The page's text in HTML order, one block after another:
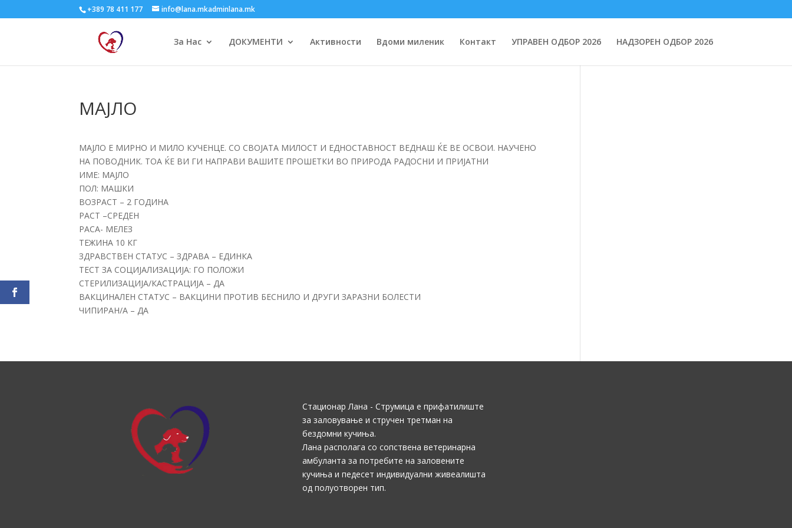
+389 78 411 177 info@lana.mkadminlana.mk
За Нас ДОКУМЕНТИ Активности Вдоми миленик Контакт УПРАВЕН ОДБОР 2026 НАДЗОРЕН ОДБОР 2026
МАЈЛО
МАЈЛО Е МИРНО И МИЛО КУЧЕНЦЕ. СО СВОЈАТА МИЛОСТ И ЕДНОСТАВНОСТ ВЕДНАШ ЌЕ ВЕ ОСВОИ. НАУЧЕНО
НА ПОВОДНИК. ТОА ЌЕ ВИ ГИ НАПРАВИ ВАШИТЕ ПРОШЕТКИ ВО ПРИРОДА РАДОСНИ И ПРИЈАТНИ
ИМЕ: МАЈЛО
ПОЛ: МАШКИ
ВОЗРАСТ – 2 ГОДИНА
РАСТ –СРЕДЕН
РАСА- МЕЛЕЗ
ТЕЖИНА 10 КГ
ЗДРАВСТВЕН СТАТУС – ЗДРАВА – ЕДИНКА
ТЕСТ ЗА СОЦИЈАЛИЗАЦИЈА: ГО ПОЛОЖИ
СТЕРИЛИЗАЦИЈА/КАСТРАЦИЈА – ДА
ВАКЦИНАЛЕН СТАТУС – ВАКЦИНИ ПРОТИВ БЕСНИЛО И ДРУГИ ЗАРАЗНИ БОЛЕСТИ
ЧИПИРАН/А – ДА
Стационар Лана - Струмица е прифатилиште
за заловување и стручен третман на
бездомни кучиња.
Лана располага со сопствена ветеринарна
амбуланта за потребите на заловените
кучиња и педесет индивидуални живеалишта
од полуотворен тип.